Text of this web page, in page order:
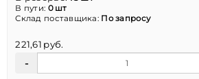
В пути: 0 шт
Склад поставщика: По запросу
221,61 руб.